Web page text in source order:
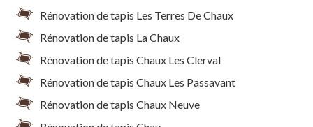
Rénovation de tapis Les Terres De Chaux
Rénovation de tapis La Chaux
Rénovation de tapis Chaux Les Clerval
Rénovation de tapis Chaux Les Passavant
Rénovation de tapis Chaux Neuve